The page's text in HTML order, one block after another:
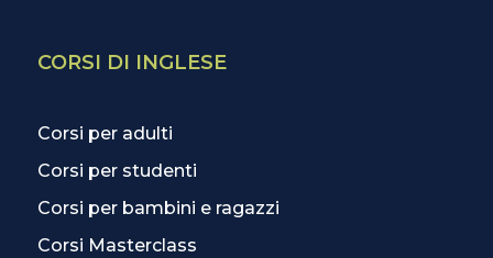
CORSI DI INGLESE
Corsi per adulti
Corsi per studenti
Corsi per bambini e ragazzi
Corsi Masterclass